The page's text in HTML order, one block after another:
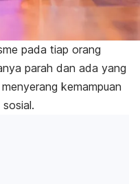
pada tiap orang
parah dan ada yang
kemampuan